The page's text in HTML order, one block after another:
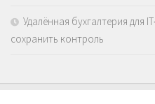
Удалённая бухгалтерия для
сохранить контроль